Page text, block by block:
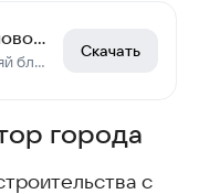
Кубики 2048: 3D головоломка
Кидай кубики, объединяй блоки, получи 2048! Ныряй в головоломки с цифрами!
Скачать
города
с